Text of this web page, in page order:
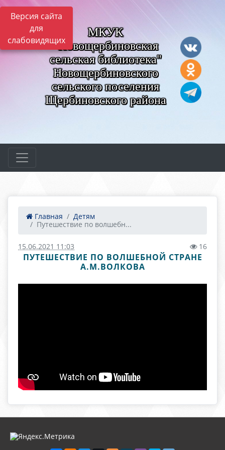
Версия сайта
для
слабовидящих
МКУК
"Новощербиновская
сельская библиотека"
Новощербиновского
сельского поселения
Щербиновского района
Главная
Детям
Путешествие по волшебн...
15.06.2021 11:03 16
ПУТЕШЕСТВИЕ ПО ВОЛШЕБНОЙ СТРАНЕ
А.М.ВОЛКОВА